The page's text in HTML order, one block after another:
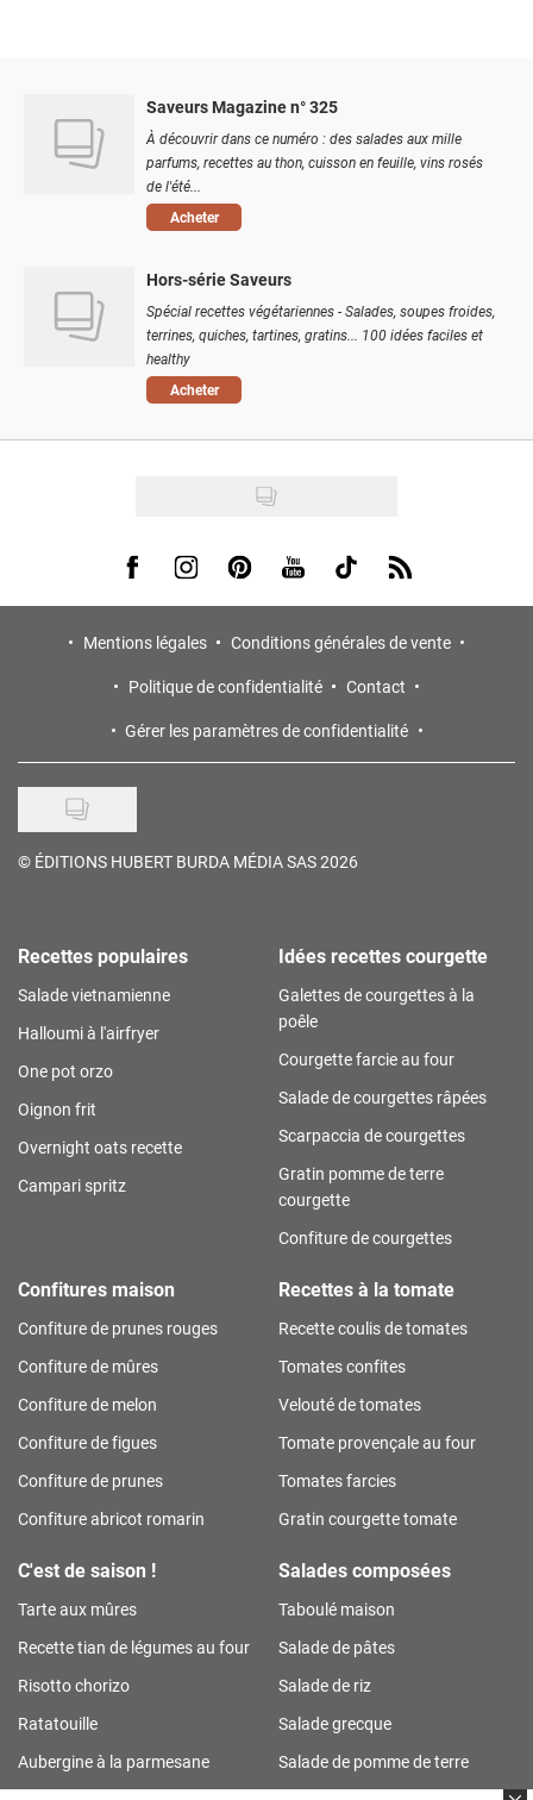
Saveurs Magazine n° 325
À découvrir dans ce numéro : des salades aux mille
parfums, recettes au thon, cuisson en feuille, vins rosés
de l'été...
Acheter
Hors-série Saveurs
Spécial recettes végétariennes - Salades, soupes froides,
terrines, quiches, tartines, gratins... 100 idées faciles et
healthy
Acheter
Visit us on Facebook
Visit us on Instagram
Visit us on Pinterest
Visit us on Youtube
Visit us on Tiktok
Visit us on Rss
Mentions légales
Conditions générales de vente
Politique de confidentialité
Contact
Gérer les paramètres de confidentialité
© ÉDITIONS HUBERT BURDA MÉDIA SAS 2026
Recettes populaires
Salade vietnamienne
Halloumi à l'airfryer
One pot orzo
Oignon frit
Overnight oats recette
Campari spritz
Idées recettes courgette
Galettes de courgettes à la
poêle
Courgette farcie au four
Salade de courgettes râpées
Scarpaccia de courgettes
Gratin pomme de terre
courgette
Confiture de courgettes
Confitures maison
Confiture de prunes rouges
Confiture de mûres
Confiture de melon
Confiture de figues
Confiture de prunes
Confiture abricot romarin
Recettes à la tomate
Recette coulis de tomates
Tomates confites
Velouté de tomates
Tomate provençale au four
Tomates farcies
Gratin courgette tomate
C'est de saison !
Tarte aux mûres
Recette tian de légumes au four
Risotto chorizo
Ratatouille
Aubergine à la parmesane
Salades composées
Taboulé maison
Salade de pâtes
Salade de riz
Salade grecque
Salade de pomme de terre